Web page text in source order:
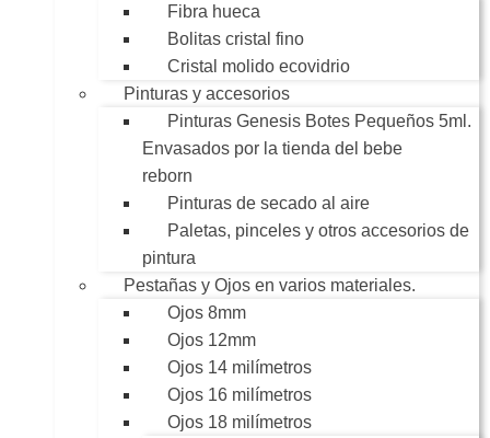
Fibra hueca
Bolitas cristal fino
Cristal molido ecovidrio
Pinturas y accesorios
Pinturas Genesis Botes Pequeños 5ml.
Envasados por la tienda del bebe
reborn
Pinturas de secado al aire
Paletas, pinceles y otros accesorios de
pintura
Pestañas y Ojos en varios materiales.
Ojos 8mm
Ojos 12mm
Ojos 14 milímetros
Ojos 16 milímetros
Ojos 18 milímetros